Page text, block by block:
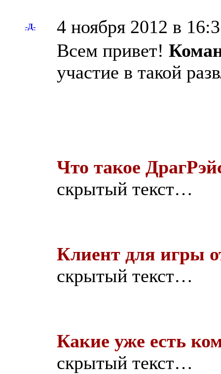
-Д- 4 ноября 2012 в
Всем привет!
участие в такой
Что такое
скрытый текст…
Клиент для игры
скрытый текст…
Какие уже есть
скрытый текст…